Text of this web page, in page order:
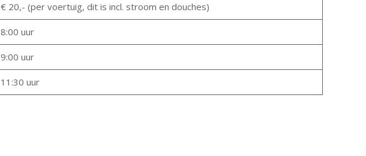
€ 20,- (per voertuig, dit is incl. stroom en douches)
8:00 uur
9:00 uur
11:30 uur